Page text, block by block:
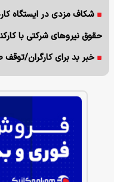
حقوق نیروهای شرکتی با
خبر بد برای کارگران/